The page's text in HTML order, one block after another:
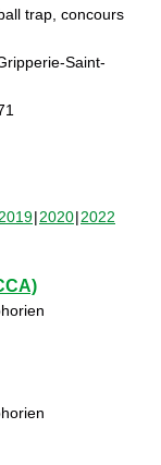
trap, concours
Saint-
2019 2020 2022